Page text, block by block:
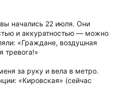
начались 22 июля. Они
и аккуратностью — можно
«Граждане, воздушная
тревога!»
за руку и вела в метро.
«Кировская» (сейчас